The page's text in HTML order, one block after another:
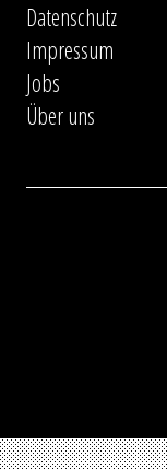
Datenschutz
Impressum
Jobs
Über uns